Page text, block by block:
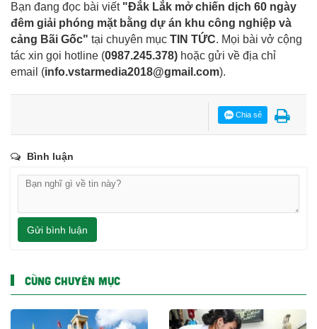
Bạn đang đọc bài viết "Đắk Lắk mở chiến dịch 60 ngày
đêm giải phóng mặt bằng dự án khu công nghiệp và
cảng Bãi Gốc" tại chuyên mục TIN TỨC. Mọi bài vở cộng
tác xin gọi hotline (0987.245.378) hoặc gửi về địa chỉ
email (info.vstarmedia2018@gmail.com).
Chia sẻ
Bình luận
Gửi bình luận
CÙNG CHUYÊN MỤC